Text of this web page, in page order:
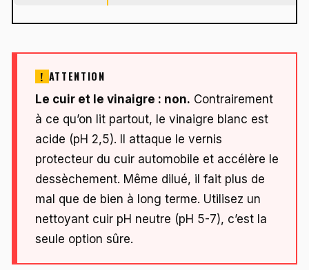
ATTENTION
Le cuir et le vinaigre : non. Contrairement
à ce qu’on lit partout, le vinaigre blanc est
acide (pH 2,5). Il attaque le vernis
protecteur du cuir automobile et accélère le
dessèchement. Même dilué, il fait plus de
mal que de bien à long terme. Utilisez un
nettoyant cuir pH neutre (pH 5-7), c’est la
seule option sûre.